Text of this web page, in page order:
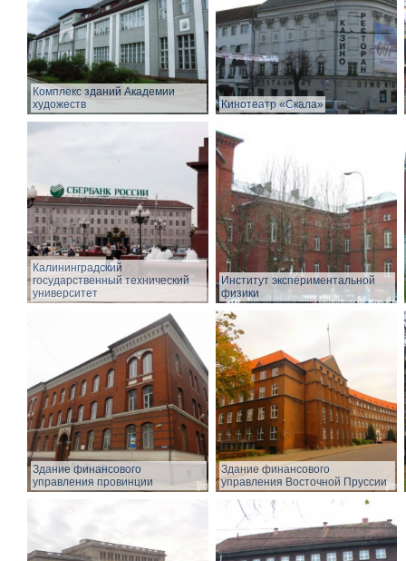
Комплекс зданий Академии
художеств
Кинотеатр «Скала»
Калининградский
государственный технический
университет
Институт экспериментальной
физики
Здание финансового
управления провинции
Здание финансового
управления Восточной Пруссии